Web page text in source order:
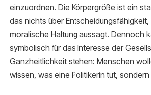
einzuordnen. Die Körpergröße ist ein
das nichts über Entscheidungsfähigkeit,
moralische Haltung aussagt. Dennoch
symbolisch für das Interesse der
Ganzheitlichkeit stehen: Menschen
wissen, was eine Politikerin tut,